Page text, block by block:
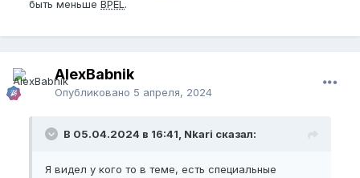
быть меньше BPEL .
AlexBabnik
Опубликовано 5 апреля, 2024
В 05.04.2024 в 16:41, Nkari сказал:
Я видел у кого то в теме, есть специальные